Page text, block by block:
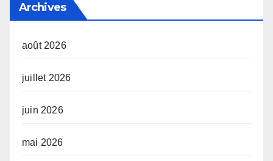
Archives
août 2026
juillet 2026
juin 2026
mai 2026